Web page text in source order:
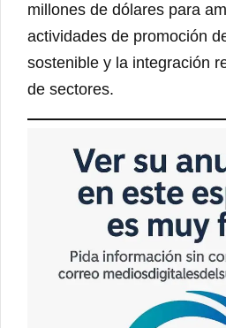
millones de dólares para
actividades de promoción
sostenible y la integración
de sectores.